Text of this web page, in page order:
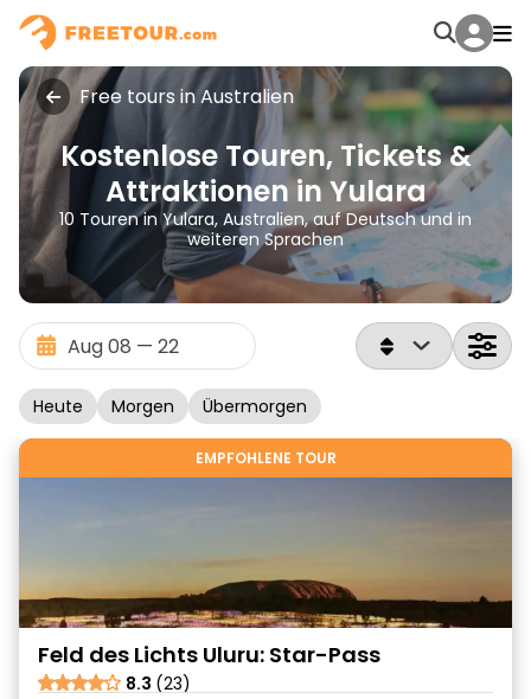
Free tours in Australien
Kostenlose Touren, Tickets &
Attraktionen in Yulara
10 Touren in Yulara, Australien, auf Deutsch und in
weiteren Sprachen
Heute Morgen Übermorgen
EMPFOHLENE TOUR
Feld des Lichts Uluru: Star-Pass
8.3 (23)